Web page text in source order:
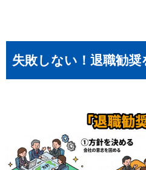
失敗しない！退職勧